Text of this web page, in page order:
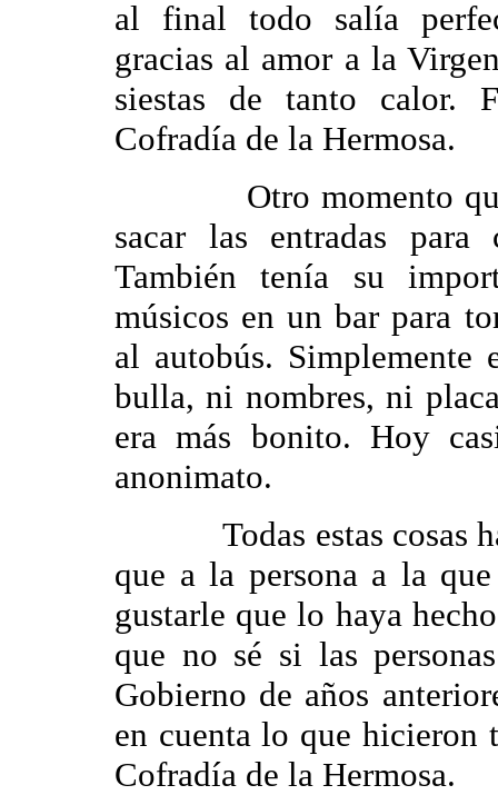
al final todo salía
gracias al amor a la
siestas de tanto calor.
Cofradía de la Hermosa.
Otro momento que
sacar las entradas
También tenía su
músicos en un bar para
al autobús. Simplemente
bulla, ni nombres, ni
era más bonito. Hoy
anonimato.
Todas estas cosas
que a la persona a la
gustarle que lo haya
que no sé si las
Gobierno de años
en cuenta lo que hicieron
Cofradía de la Hermosa.